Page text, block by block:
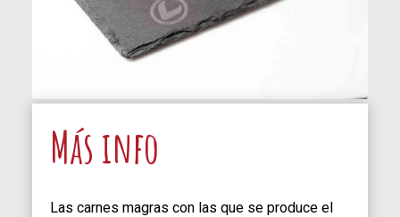
Más info
Las carnes magras con las que se produce el